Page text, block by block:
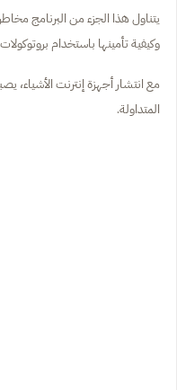
يتناول هذا الجزء من البرنامج
وكيفية تأمينها باستخدام
مع انتشار أجهزة إنترنت الأشياء،
المتداولة.